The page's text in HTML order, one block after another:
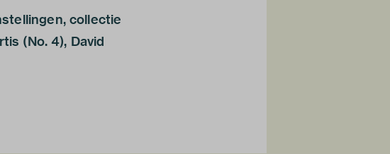
collectie
(No. 4), David